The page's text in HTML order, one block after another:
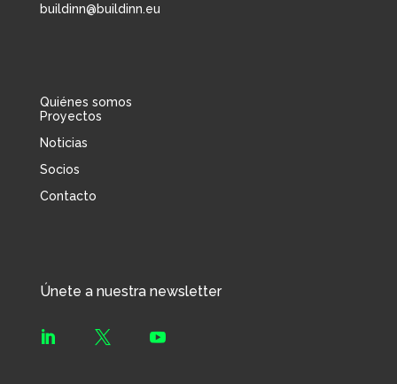
buildinn@buildinn.eu
Quiénes somos
Proyectos
Noticias
Socios
Contacto
Únete a nuestra newsletter
  